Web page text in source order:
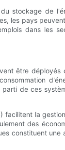
stockage de
les pays
dans les
être
de ces
la
des
constituent